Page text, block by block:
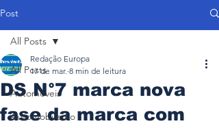
Post
All Posts
Automóveis
Automobilismo
All Posts
DS N°7 marca nova
fase da marca com
Redação Europa
17 de mar. 8 min de leitura